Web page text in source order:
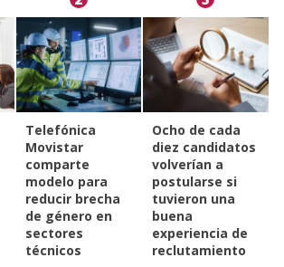
Telefónica
Movistar
comparte
modelo para
reducir brecha
de género en
sectores
técnicos
Ocho de cada
diez candidatos
volverían a
postularse si
tuvieron una
buena
experiencia de
reclutamiento